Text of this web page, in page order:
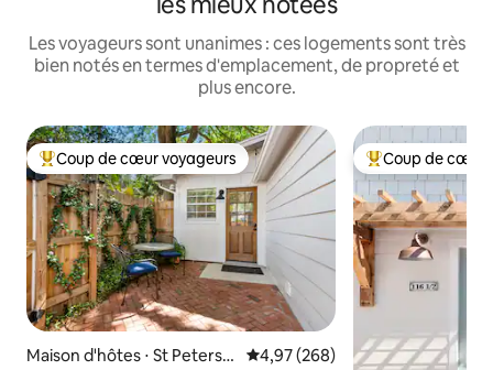
Les voyageurs sont unanimes : ces logements sont très
bien notés en termes d'emplacement, de propreté et
plus encore.
Coups de cœur voyageurs les plus appréciés
Coup de cœur voyageurs
Maison d'hôtes ⋅ St Petersb
Évaluation moyenne sur la
4,97 (268)
Coups de cœur
Coup de cœur